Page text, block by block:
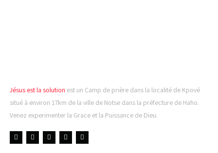
Jésus est la solution est un Camp de prière dans la localité de Kpové
situé à environ 17km de la ville de Notse dans la préfecture de Haho.
Venez experimenter la Grace et la Puissance de Dieu.